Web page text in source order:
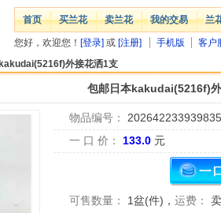
首页 买兰花 卖兰花 我的交易 兰
您好，欢迎您！ [登录] 或 [注册] 手机版 客户
外接花洒1支
包邮日本kakudai(5216f)
物品编号：
一 口 价：
133.0 元
可售数量： 1盆(件) ， 运费：